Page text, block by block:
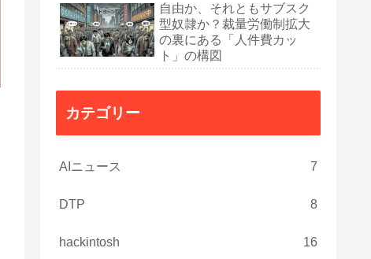
自由か、それともサブスク
型奴隷か？裁量労働制拡大
の裏にある「人件費カッ
ト」の構図
カテゴリー
AIニュース 7
DTP 8
hackintosh 16